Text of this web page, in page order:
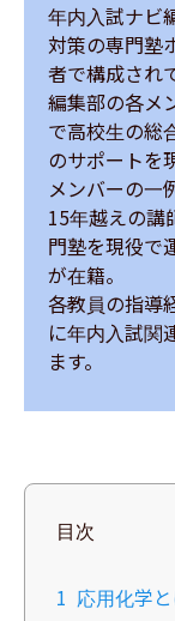
年内入試ナビ
対策の専門塾
者で構成され
編集部の各メ
で高校生の総
のサポートを
メンバーの一
15年越えの講
門塾を現役で
が在籍。
各教員の指導
に年内入試関
ます。
目次
1 応用化学と